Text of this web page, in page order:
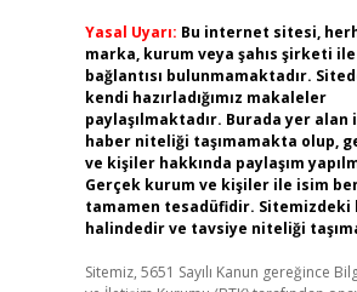
Yasal Uyarı: Bu internet sitesi,
marka, kurum veya şahıs şirketi
bağlantısı bulunmamaktadır.
kendi hazırladığımız makaleler
paylaşılmaktadır. Burada yer
haber niteliği taşımamakta olup,
ve kişiler hakkında paylaşım
Gerçek kurum ve kişiler ile isim
tamamen tesadüfidir.
halindedir ve tavsiye niteliği
Sitemiz, 5651 Sayılı Kanun gereğince